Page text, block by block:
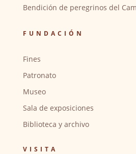
Bendición de peregrinos del
FUNDACIÓN
Fines
Patronato
Museo
Sala de exposiciones
Biblioteca y archivo
VISITA